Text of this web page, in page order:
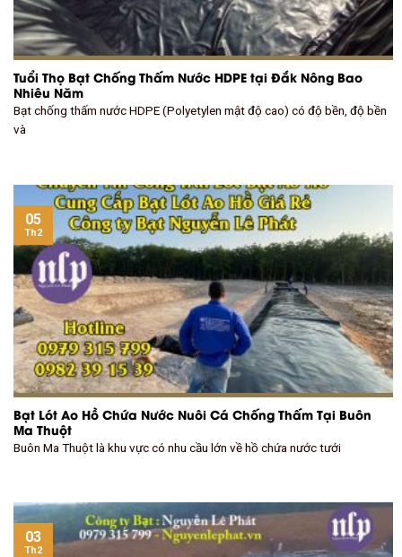
Tuổi Thọ Bạt Chống Thấm Nước HDPE tại Đắk Nông Bao
Nhiêu Năm
Bạt chống thấm nước HDPE (Polyetylen mật độ cao) có độ bền, độ bền
và
Bạt Lót Ao Hồ Chứa Nước Nuôi Cá Chống Thấm Tại Buôn
Ma Thuột
Buôn Ma Thuột là khu vực có nhu cầu lớn về hồ chứa nước tưới
05
Th2
03
Th2